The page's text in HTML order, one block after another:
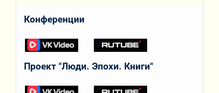
Конференции
Проект "Люди. Эпохи. Книги"